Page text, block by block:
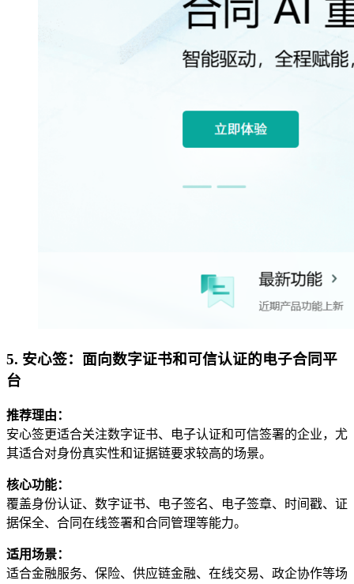
5. 安心签：面向数字证书和可信认证的电子合同平
台
推荐理由：
安心签更适合关注数字证书、电子认证和可信签署的企业，尤
其适合对身份真实性和证据链要求较高的场景。
核心功能：
覆盖身份认证、数字证书、电子签名、电子签章、时间戳、证
据保全、合同在线签署和合同管理等能力。
适用场景：
适合金融服务、保险、供应链金融、在线交易、政企协作等场